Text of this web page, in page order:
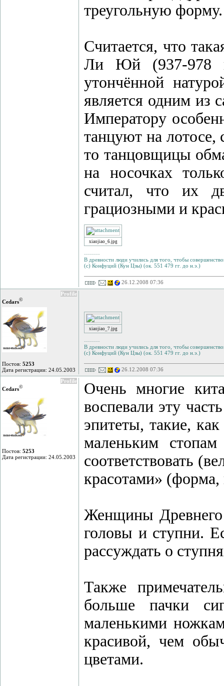
треугольную форму.
Считается, что
Ли Юй (937-978
утончённой
является одним из
Императору
танцуют на лотосе,
то танцовщицы
на носочках
считал, что их
грациозными и
xiaojiao_6.jpg
--------
В древности люди учились для того, чтобы
(с) Конфуций (Кун Цзы) (ок. 551 479 гг. до н.э.)
26.12.2008 07:36
Profile
Cedars©
Постов: 5253
Дата регистрации: 24.05.2003
xiaojiao_7.jpg
--------
В древности люди учились для того, чтобы
(с) Конфуций (Кун Цзы) (ок. 551 479 гг. до н.э.)
26.12.2008 07:36
Profile
Cedars©
Постов: 5253
Дата регистрации: 24.05.2003
Очень многие
воспевали эту
эпитеты, такие,
маленьким
соответствовать
красотами» (форма,
Женщины
головы и ступни.
рассуждать о
Также
больше пачки
маленькими
красивой, чем
цветами.